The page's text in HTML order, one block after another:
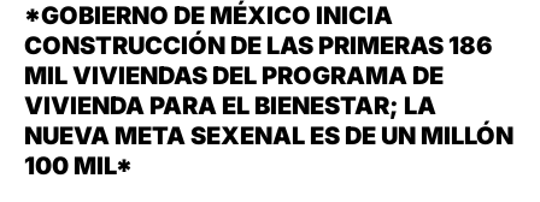
*GOBIERNO DE MÉXICO INICIA
CONSTRUCCIÓN DE LAS PRIMERAS 186
MIL VIVIENDAS DEL PROGRAMA DE
VIVIENDA PARA EL BIENESTAR; LA
NUEVA META SEXENAL ES DE UN MILLÓN
100 MIL*